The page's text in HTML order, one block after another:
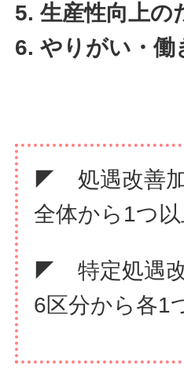
5. 生産性向上の
6. やりがい・働
◤ 処遇改善
全体から1つ以
◤ 特定処遇
6区分から各1